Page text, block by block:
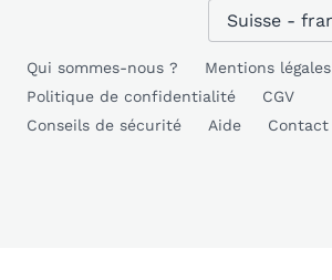
Qui sommes-nous ?
Mentions légales
Politique de confidentialité
CGV
Conseils de sécurité
Aide Contact